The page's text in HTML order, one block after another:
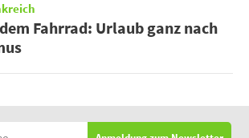
Fahrrad: Urlaub ganz nach